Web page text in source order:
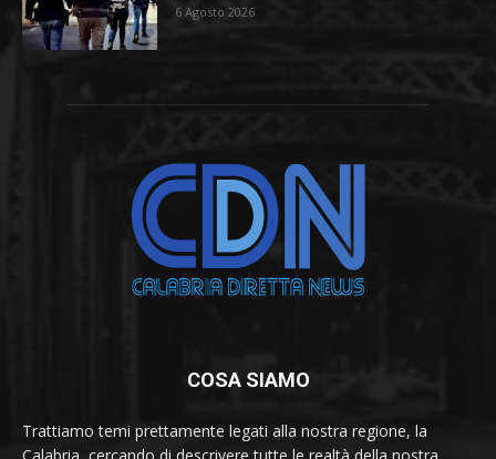
6 Agosto 2026
COSA SIAMO
Trattiamo temi prettamente legati alla nostra regione, la